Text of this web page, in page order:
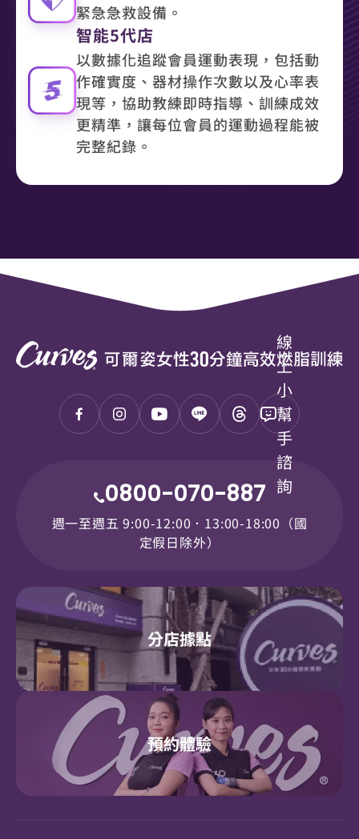
緊急急救設備。
智能5代店
以數據化追蹤會員運動表現，包括動
作確實度、器材操作次數以及心率表
現等，協助教練即時指導、訓練成效
更精準，讓每位會員的運動過程能被
完整紀錄。
線
上
小
幫
手
諮
詢
0800-070-887
週一至週五 9:00-12:00．13:00-18:00（國
定假日除外）
分店據點
預約體驗